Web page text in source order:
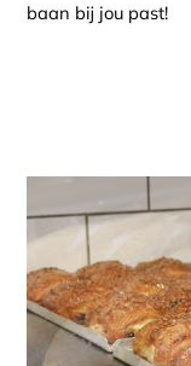
baan bij jou past!